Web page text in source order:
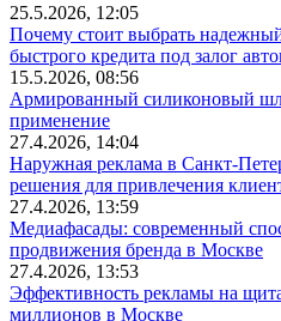
25.5.2026, 12:05
Почему стоит выбрать
быстрого кредита под залог
15.5.2026, 08:56
Армированный силиконовый
применение
27.4.2026, 14:04
Наружная реклама в Санкт-
решения для привлечения
27.4.2026, 13:59
Медиафасады: современный
продвижения бренда в Москве
27.4.2026, 13:53
Эффективность рекламы на
миллионов в Москве